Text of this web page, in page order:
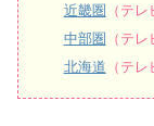
近畿圏 （テ
中部圏 （テレ
北海道 （テレ